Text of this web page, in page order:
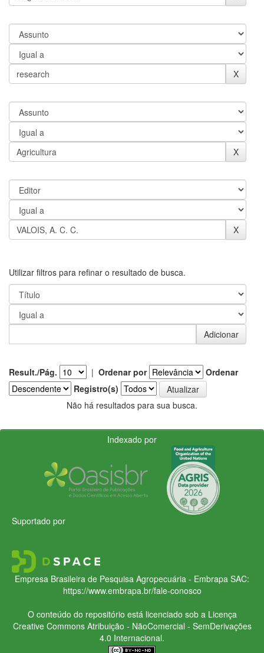
Utilizar filtros para refinar o resultado de busca.
Result./Pág. | Ordenar por
Ordenar
Registro(s)
Não há resultados para sua busca.
Indexado por
Suportado por
Empresa Brasileira de Pesquisa Agropecuária - Embrapa SAC:
https://www.embrapa.br/fale-conosco
O conteúdo do repositório está licenciado sob a Licença
Creative CommonsAtribuição - NãoComercial - SemDerivações
4.0 Internacional.